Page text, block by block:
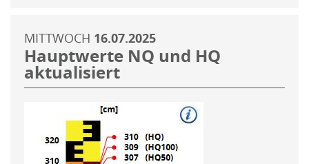
MITTWOCH 16.07.2025
Hauptwerte NQ und HQ
aktualisiert